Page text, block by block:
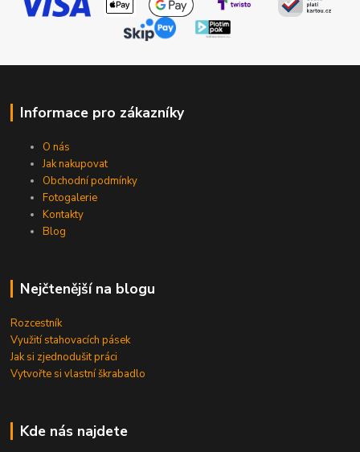
Informace pro zákazníky
O nás
Jak nakupovat
Obchodní podmínky
Fotogalerie
Kontakty
Blog
Nejčtenější na blogu
Rozcestník
Využití stahovacích pásek
Jak si zjednodušit práci
Vytvořte si vlastní škrabadlo
Kde nás najdete